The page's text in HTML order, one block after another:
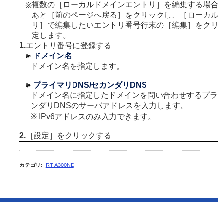
※複数の［ローカルドメインエントリ］を編集する場
あと［前のページへ戻る］をクリックし、［ローカ
リ］で編集したいエントリ番号行末の［編集］をク
定します。
1.エントリ番号に登録する
ドメイン名
ドメイン名を指定します。
プライマリDNS/セカンダリDNS
ドメイン名に指定したドメインを問い合わせするプ
ンダリDNSのサーバアドレスを入力します。
※ IPv6アドレスのみ入力できます。
2. ［設定］をクリックする
カテゴリ : RT-A300NE